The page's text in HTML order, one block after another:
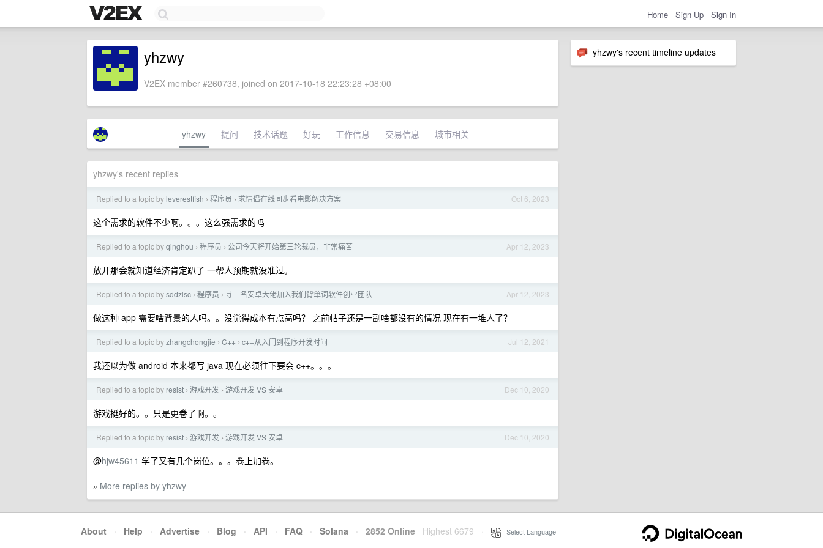
Home Sign Up Sign In
yhzwy's recent timeline updates
yhzwy
V2EX member #260738, joined on 2017-10-18 22:23:28 +08:00
yhzwy 提问 技术话题 好玩 工作信息 交易信息 城市相关
yhzwy's recent replies
Oct 6, 2023
Replied to a topic by leverestfish › 程序员 › 求情侣在线同步看电影解决方案
这个需求的软件不少啊。。。这么强需求的吗
Apr 12, 2023
Replied to a topic byqinghou › 程序员 › 公司今天将开始第三轮裁员，非常痛苦
放开那会就知道经济肯定趴了 一帮人预期就没准过。
Apr 12, 2023
Replied to a topic bysddzlsc › 程序员 › 寻一名安卓大佬加入我们背单词软件创业团队
做这种 app 需要啥背景的人吗。。没觉得成本有点高吗？ 之前帖子还是一副啥都没有的情况 现在有一堆人了？
Jul 12, 2021
Replied to a topic byzhangchongjie › C++ › c++从入门到程序开发时间
我还以为做 android 本来都写 java 现在必须往下要会 c++。。。
Dec 10, 2020
Replied to a topic by resist › 游戏开发 › 游戏开发 VS 安卓
游戏挺好的。。只是更卷了啊。。
Dec 10, 2020
Replied to a topic by resist › 游戏开发 › 游戏开发 VS 安卓
@hjw45611 学了又有几个岗位。。。卷上加卷。
» More replies by yhzwy
About · Help · Advertise · Blog · API · FAQ · Solana · 2852 Online Highest 6679 Select Language